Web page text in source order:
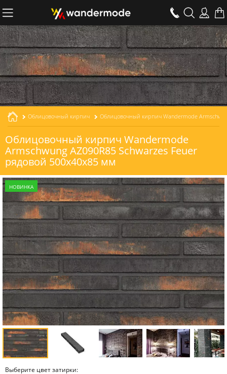
Облицовочный кирпич
Облицовочный кирпич Wandermode
Armschwung AZ090R85 Schwarzes Feuer
рядовой 500x40x85 мм
НОВИНКА
Выберите цвет затирки: